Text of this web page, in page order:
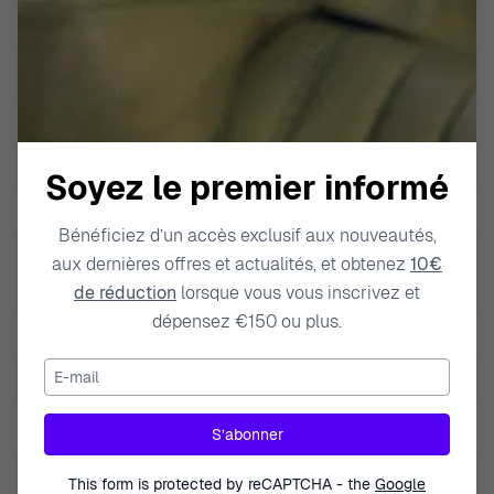
Résistance à l'eau Profondeur
10 BAR / 10 ATM / 100m / 330ft
Couleur du bracelet Noir
Matière du bracelet
22mm
Funktion der Lünette
Boussole
Soyez le premier informé
Bénéficiez d’un accès exclusif aux nouveautés,
aux dernières offres et actualités, et obtenez 10€
de réduction lorsque vous vous inscrivez et
dépensez €150 ou plus.
E-mail
S’abonner
This form is protected by reCAPTCHA - the Google